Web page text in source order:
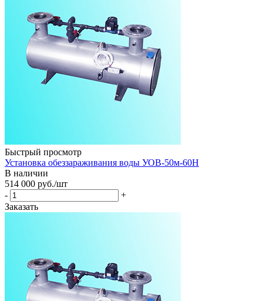
Быстрый просмотр
Установка обеззараживания воды УОВ-50м-60Н
В наличии
514 000 руб./шт
-
+
Заказать